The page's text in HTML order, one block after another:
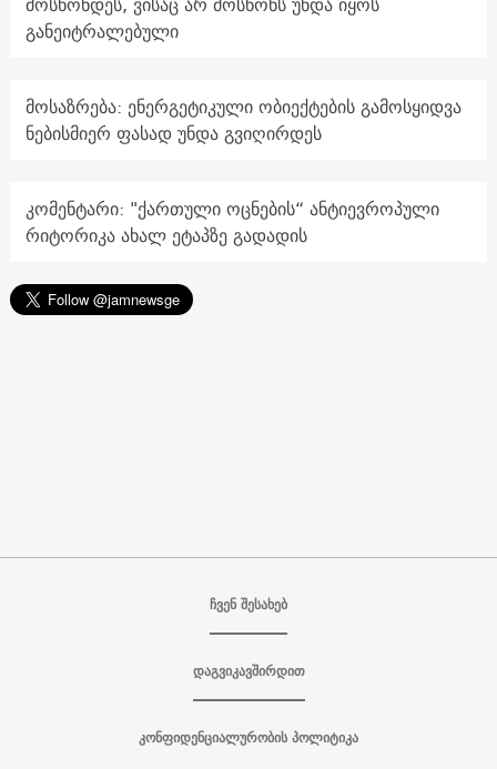
განეიტრალებული
მოსაზრება: ენერგეტიკული ობიექტების გამოსყიდვა
ნებისმიერ ფასად უნდა გვიღირდეს
კომენტარი: "ქართული ოცნების“ ანტიევროპული
რიტორიკა ახალ ეტაპზე გადადის
ჩვენ შესახებ
დაგვიკავშირდით
კონფიდენციალურობის პოლიტიკა